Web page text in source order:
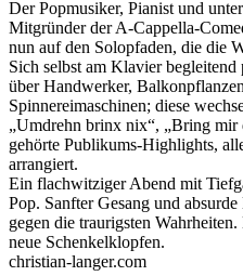
Der Popmusiker, Pianist und
Mitgründer der A-Cappella-
nun auf den Solopfaden, die die
Sich selbst am Klavier
über Handwerker,
Spinnereimaschinen; diese
„Umdrehn brinx nix“, „Bring mir
gehörte Publikums-Highlights,
arrangiert.
Ein flachwitziger Abend mit
Pop. Sanfter Gesang und
gegen die traurigsten
neue Schenkelklopfen.
christian-langer.com